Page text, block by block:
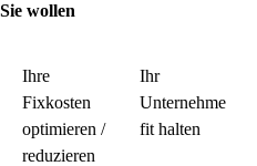
Sie wollen
Ihre
Fixkosten
optimieren /
reduzieren
Ihr
Unternehmen
fit halten